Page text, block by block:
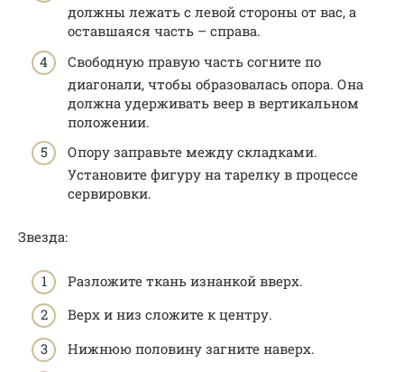
должны лежать с левой стороны от вас, а
оставшаяся часть – справа.
Свободную правую часть согните по
диагонали, чтобы образовалась опора. Она
должна удерживать веер в вертикальном
положении.
Опору заправьте между складками.
Установите фигуру на тарелку в процессе
сервировки.
Звезда:
Разложите ткань изнанкой вверх.
Верх и низ сложите к центру.
Нижнюю половину загните наверх.